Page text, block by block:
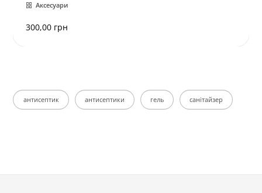
Аксесуари
300,00 грн
антисептик антисептики гель санітайзер